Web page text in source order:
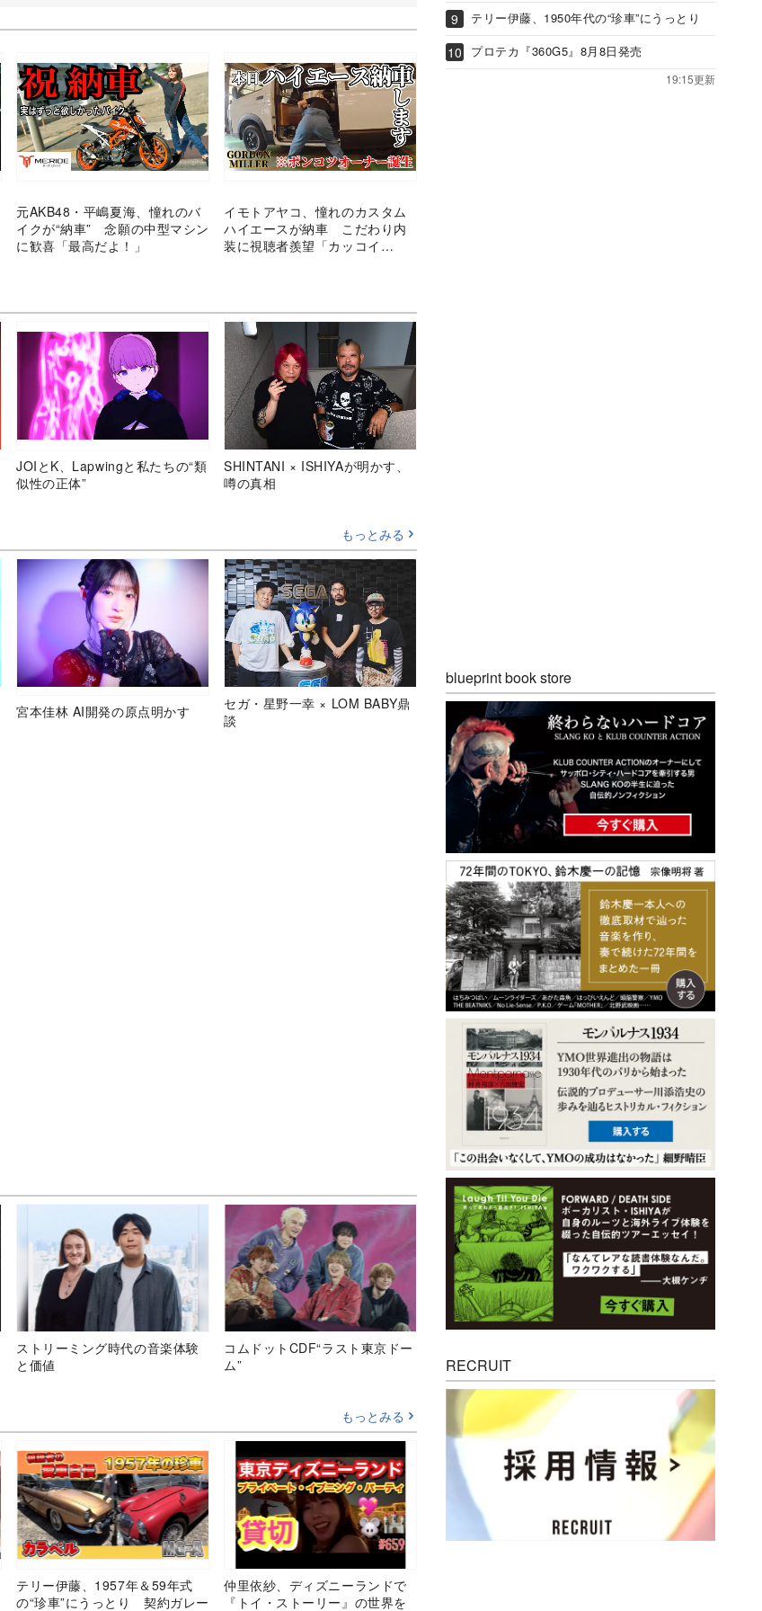
元AKB48・平嶋夏海、憧れのバ
イクが“納車” 念願の中型マシン
に歓喜「最高だよ！」
イモトアヤコ、憧れのカスタム
ハイエースが納車 こだわり内
装に視聴者羨望「カッコイ
JOIとK、Lapwingと私たちの“類
似性の正体”
SHINTANI × ISHIYAが明かす、
噂の真相
もっとみる
宮本佳林 AI開発の原点明かす
セガ・星野一幸 × LOM BABY鼎
談
ストリーミング時代の音楽体験
と価値
コムドットCDF“ラスト東京ドー
ム”
もっとみる
テリー伊藤、1957年＆59年式
の“珍車”にうっとり 契約ガレー
仲里依紗、ディズニーランドで
『トイ・ストーリー』の世界を
テリー伊藤、1950年代の“珍車”にうっとり
プロテカ『360G5』8月8日発売
19:15更新
blueprint book store
RECRUIT